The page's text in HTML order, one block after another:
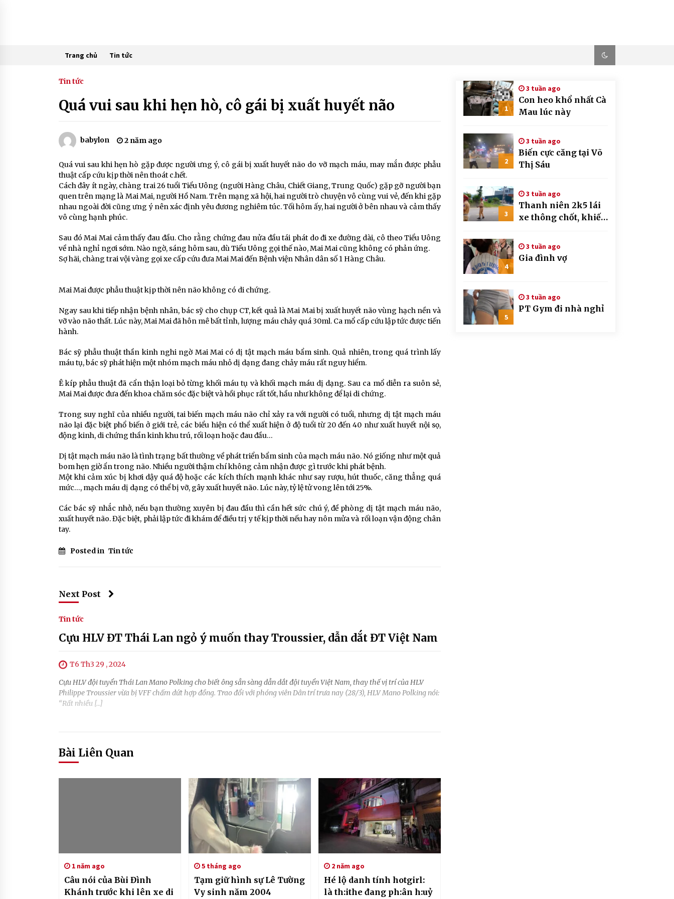
Trang chủ Tin tức
Tin tức
Quá vui sau khi hẹn hò, cô gái bị xuất huyết não
babylon 2 năm ago
Quá vui sau khi hẹn hò gặp được người ưng ý, cô gái bị xuất huyết não do vỡ mạch máu, may mắn được phẫu
thuật cấp cứu kịp thời nên thoát c.hết.
Cách đây ít ngày, chàng trai 26 tuổi Tiểu Uông (người Hàng Châu, Chiết Giang, Trung Quốc) gặp gỡ người bạn
quen trên mạng là Mai Mai, người Hồ Nam. Trên mạng xã hội, hai người trò chuyện vô cùng vui vẻ, đến khi gặp
nhau ngoài đời cũng ưng ý nên xác định yêu đương nghiêm túc. Tối hôm ấy, hai người ở bên nhau và cảm thấy
vô cùng hạnh phúc.
Sau đó Mai Mai cảm thấy đau đầu. Cho rằng chứng đau nửa đầu tái phát do đi xe đường dài, cô theo Tiểu Uông
về nhà nghỉ ngơi sớm. Nào ngờ, sáng hôm sau, dù Tiểu Uông gọi thế nào, Mai Mai cũng không có phản ứng.
Sợ hãi, chàng trai vội vàng gọi xe cấp cứu đưa Mai Mai đến Bệnh viện Nhân dân số 1 Hàng Châu.
Mai Mai được phẫu thuật kịp thời nên não không có di chứng.
Ngay sau khi tiếp nhận bệnh nhân, bác sỹ cho chụp CT, kết quả là Mai Mai bị xuất huyết não vùng hạch nền và
vỡ vào não thất. Lúc này, Mai Mai đã hôn mê bất tỉnh, lượng máu chảy quá 30ml. Ca mổ cấp cứu lập tức được tiến
hành.
Bác sỹ phẫu thuật thần kinh nghi ngờ Mai Mai có dị tật mạch máu bẩm sinh. Quả nhiên, trong quá trình lấy
máu tụ, bác sỹ phát hiện một nhóm mạch máu nhỏ dị dạng đang chảy máu rất nguy hiểm.
Ê kíp phẫu thuật đã cẩn thận loại bỏ từng khối máu tụ và khối mạch máu dị dạng. Sau ca mổ diễn ra suôn sẻ,
Mai Mai được đưa đến khoa chăm sóc đặc biệt và hồi phục rất tốt, hầu như không để lại di chứng.
Trong suy nghĩ của nhiều người, tai biến mạch máu não chỉ xảy ra với người có tuổi, nhưng dị tật mạch máu
não lại đặc biệt phổ biến ở giới trẻ, các biểu hiện có thể xuất hiện ở độ tuổi từ 20 đến 40 như xuất huyết nội sọ,
động kinh, di chứng thần kinh khu trú, rối loạn hoặc đau đầu…
Dị tật mạch máu não là tình trạng bất thường về phát triển bẩm sinh của mạch máu não. Nó giống như một quả
bom hẹn giờ ẩn trong não. Nhiều người thậm chí không cảm nhận được gì trước khi phát bệnh.
Một khi cảm xúc bị khơi dậy quá độ hoặc các kích thích mạnh khác như say rượu, hút thuốc, căng thẳng quá
mức…, mạch máu dị dạng có thể bị vỡ, gây xuất huyết não. Lúc này, tỷ lệ tử vong lên tới 25%.
Các bác sỹ nhắc nhở, nếu bạn thường xuyên bị đau đầu thì cần hết sức chú ý, đề phòng dị tật mạch máu não,
xuất huyết não. Đặc biệt, phải lập tức đi khám để điều trị y tế kịp thời nếu hay nôn mửa và rối loạn vận động chân
tay.
Posted in Tin tức
Next Post
Tin tức
Cựu HLV ĐT Thái Lan ngỏ ý muốn thay Troussier, dẫn dắt ĐT Việt Nam
T6 Th3 29 , 2024
Cựu HLV đội tuyển Thái Lan Mano Polking cho biết ông sẵn sàng dẫn dắt đội tuyển Việt Nam, thay thế vị trí của HLV
Philippe Troussier vừa bị VFF chấm dứt hợp đồng. Trao đổi với phóng viên Dân trí trưa nay (28/3), HLV Mano Polking nói:
“Rất nhiều […]
Bài Liên Quan
1 năm ago
Câu nói của Bùi Đình
Khánh trước khi lên xe di
5 tháng ago
Tạm giữ hình sự Lê Tường
Vy sinh năm 2004
2 năm ago
Hé lộ danh tính hotgirl:
là th:ithe đang ph:ân h:uỷ
1
3 tuần ago
Con heo khổ nhất Cà
Mau lúc này
2
3 tuần ago
Biến cực căng tại Võ
Thị Sáu
3
3 tuần ago
Thanh niên 2k5 lái
xe thông chốt, khiến
mấy giây
4
3 tuần ago
Gia đình vợ
5
3 tuần ago
PT Gym đi nhà nghỉ